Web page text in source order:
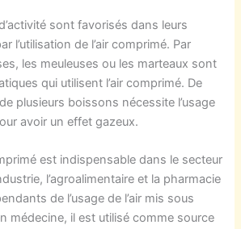
sont favorisés dans leurs
l’utilisation de l’air comprimé. Par
les meuleuses ou les marteaux sont
qui utilisent l’air comprimé. De
plusieurs boissons nécessite l’usage
avoir un effet gazeux.
est indispensable dans le secteur
l’agroalimentaire et la pharmacie
de l’usage de l’air mis sous
médecine, il est utilisé comme source